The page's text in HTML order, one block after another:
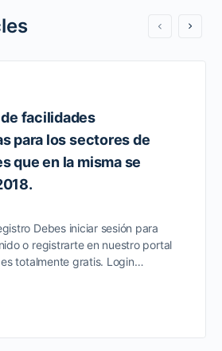
de facilidades
para los sectores de
que en la misma se
Debes iniciar sesión para
o registrarte en nuestro portal
totalmente gratis. Login…